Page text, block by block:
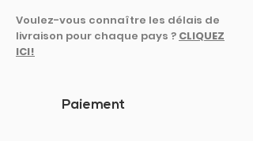
Voulez-vous connaître les délais de
livraison pour chaque pays ? CLIQUEZ
ICI!
Paiement